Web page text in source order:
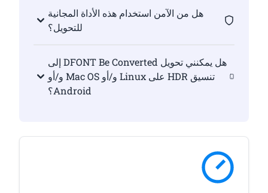
هل من الآمن استخدام هذه الأداة المجانية
للتحويل؟
هل يمكنني تحويل DFONT Be Converted إلى
تنسيق HDR على Linux و/أو Mac OS و/أو
Android؟